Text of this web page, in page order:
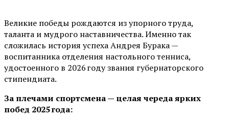
Великие победы рождаются из упорного труда,
таланта и мудрого наставничества. Именно так
сложилась история успеха Андрея Бурака —
воспитанника отделения настольного тенниса,
удостоенного в 2026 году звания губернаторского
стипендиата.
За плечами спортсмена — целая череда ярких
побед 2025 года: